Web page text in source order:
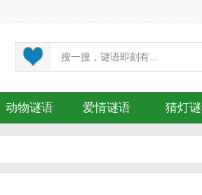
动物谜语 爱情谜语 猜灯谜